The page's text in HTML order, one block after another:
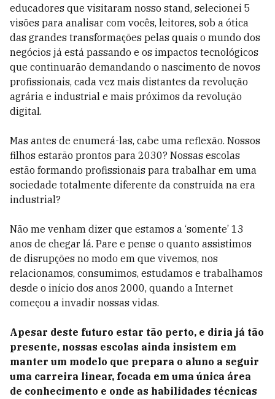
educadores que visitaram nosso stand, selecionei 5
visões para analisar com vocês, leitores, sob a ótica
das grandes transformações pelas quais o mundo dos
negócios já está passando e os impactos tecnológicos
que continuarão demandando o nascimento de novos
profissionais, cada vez mais distantes da revolução
agrária e industrial e mais próximos da revolução
digital.
Mas antes de enumerá-las, cabe uma reflexão. Nossos
filhos estarão prontos para 2030? Nossas escolas
estão formando profissionais para trabalhar em uma
sociedade totalmente diferente da construída na era
industrial?
Não me venham dizer que estamos a ‘somente’ 13
anos de chegar lá. Pare e pense o quanto assistimos
de disrupções no modo em que vivemos, nos
relacionamos, consumimos, estudamos e trabalhamos
desde o início dos anos 2000, quando a Internet
começou a invadir nossas vidas.
Apesar deste futuro estar tão perto, e diria já tão
presente, nossas escolas ainda insistem em
manter um modelo que prepara o aluno a seguir
uma carreira linear, focada em uma única área
de conhecimento e onde as habilidades técnicas